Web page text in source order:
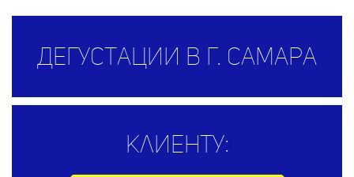
Дегустации в г. Самара
Клиенту: